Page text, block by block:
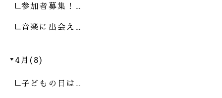
参加者募集！…
音楽に出会え…
4月(8)
子どもの日は…